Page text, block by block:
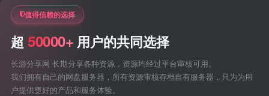
值得信赖的选择
超 50000+ 用户的共同选择
长游分享网 长期分享各种资源，资源均经过平台审核可用。
我们拥有自己的网盘服务器，所有资源审核存档自有服务器，只为为用
户提供更好的产品和服务体验。